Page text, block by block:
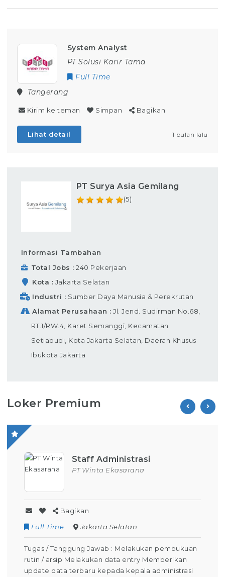
System Analyst
PT Solusi Karir Tama
Full Time
Tangerang
Kirim ke teman Simpan Bagikan
Lihat detail 1 bulan lalu
PT Surya Asia Gemilang
(5)
Informasi Tambahan
Total Jobs
240 Pekerjaan
Kota
Jakarta Selatan
Industri
Sumber Daya Manusia & Perekrutan
Alamat Perusahaan
Jl. Jend. Sudirman No.68,
RT.1/RW.4, Karet Semanggi, Kecamatan
Setiabudi, Kota Jakarta Selatan, Daerah Khusus
Ibukota Jakarta
Loker Premium
Staff Administrasi
PT Winta Ekasarana
Bagikan
Full Time
Jakarta Selatan
Tugas / Tanggung Jawab : Melakukan pembukuan
rutin / arsip Melakukan data entry Memberikan
update data terbaru kepada kepala administrasi